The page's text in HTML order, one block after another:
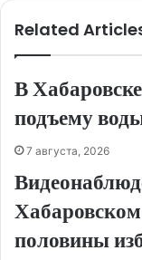
Related
В
подъему
7 августа, 2026
Хабаровском
половины